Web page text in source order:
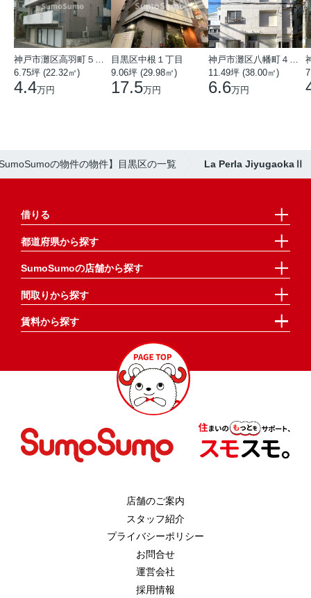
6.75坪 (22.32㎡)
4.4万円
目黒区中根１丁目
9.06坪 (29.98㎡)
17.5万円
11.49坪 (38.00㎡)
6.6万円
の物件の物件】目黒区の一覧 La Perla JiyugaokaⅡ
借りる
都道府県から探す
SumoSumoの店舗から探す
間取りから探す
賃料から探す
店舗のご案内
スタッフ紹介
プライバシーポリシー
お問合せ
運営会社
採用情報